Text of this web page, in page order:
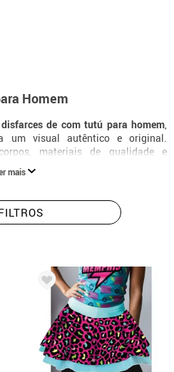
Homem
disfarces de com tutú para homem,
um visual autêntico e original.
materiais de qualidade e
o disfarce na perfeição.
mais